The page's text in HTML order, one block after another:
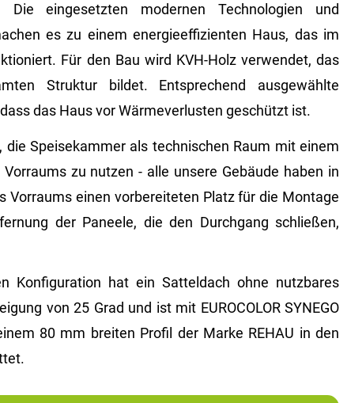
eingesetzten modernen Technologien und
es zu einem energieeffizienten Haus, das im
Für den Bau wird KVH-Holz verwendet, das
Struktur bildet. Entsprechend ausgewählte
das Haus vor Wärmeverlusten geschützt ist.
die Speisekammer als technischen Raum mit einem
zu nutzen - alle unsere Gebäude haben in
Vorraums einen vorbereiteten Platz für die Montage
der Paneele, die den Durchgang schließen,
Konfiguration hat ein Satteldach ohne nutzbares
von 25 Grad und ist mit EUROCOLOR SYNEGO
80 mm breiten Profil der Marke REHAU in den